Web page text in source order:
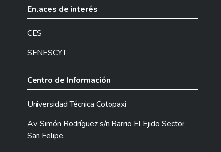
Enlaces de interés
CES
SENESCYT
Centro de Información
Universidad Técnica Cotopaxi
Av. Simón Rodríguez s/n Barrio El Ejido Sector
San Felipe.